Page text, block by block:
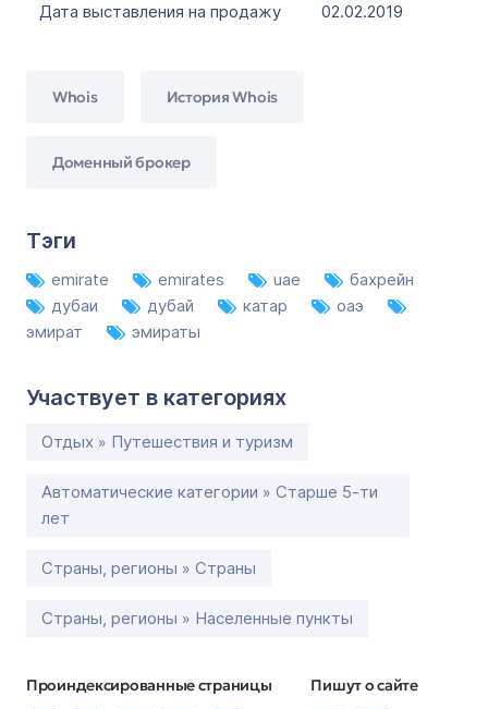
Дата выставления на продажу
02.02.2019
Whois История Whois
Доменный брокер
Тэги
emirate emirates uae
бахрейн
дубаи
дубай катар
оаэ
эмират
эмираты
Участвует в категориях
Отдых » Путешествия и туризм
Автоматические категории » Старше 5-ти
лет
Страны, регионы » Страны
Страны, регионы » Населенные пункты
Проиндексированные страницы Пишут о сайте